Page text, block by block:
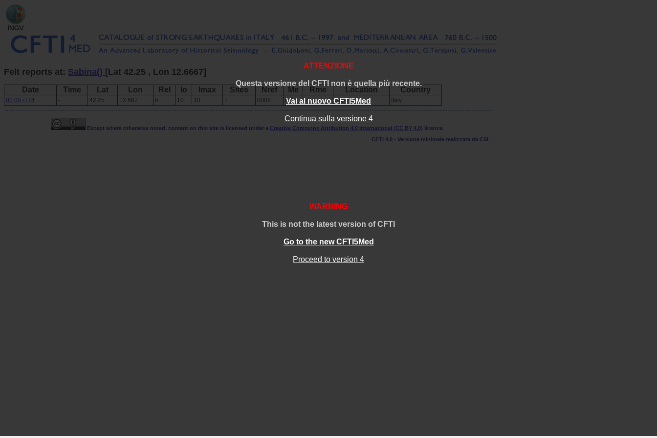
ATTENZIONE
Questa versione del CFTI non è quella più recente.
Vai al nuovo CFTI5Med
Continua sulla versione 4
WARNING
This is not the latest version of CFTI
Go to the new CFTI5Med
Proceed to version 4
Felt reports at: Sabina() [Lat 42.25 , Lon 12.6667]
Date Time Lat Lon Rel Io Imax Sites Nref Me Rme Location Country
00 00 -174 - 42.25 12.667 b 10 10 1 0008 6.4 I Sabina Italy
Except where otherwise noted, content on this site is licensed under a Creative Commons Attribution 4.0 International (CC BY 4.0) licence.
CFTI 4.0 - Versione minimale realizzata da CSI